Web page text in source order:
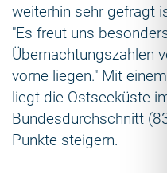
weiterhin sehr gefragt
"Es freut uns
Übernachtungszahlen
vorne liegen." Mit
liegt die Ostseeküste
Bundesdurchschnitt
Punkte steigern.